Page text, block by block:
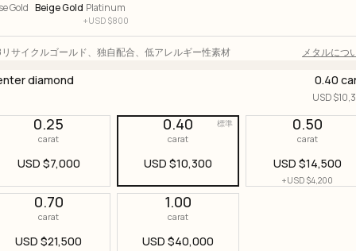
Gold Beige Gold Platinum
+USD $800
リサイクルゴールド 独自配合 低アレルギー性素材 メタルにつ
diamond 0.40
USD $
0.25
carat
USD $7,000
標準
0.40
carat
USD $10,300
0.50
carat
USD $14,500
+USD $4,200
0.70
carat
USD $21,500
1.00
carat
USD $40,000